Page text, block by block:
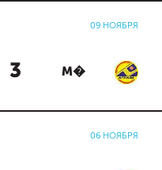
09 НОЯБРЯ
3 М�
06 НОЯБРЯ